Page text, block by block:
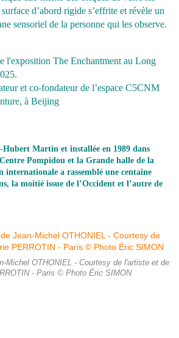
d’abord rigide s’effrite et révèle un
sensoriel de la personne qui les observe.
l'exposition The Enchantment au Long
et co-fondateur de l’espace C5CNM
à Beijing
Hubert Martin et installée en 1989 dans
Pompidou et la Grande halle de la
internationale a rassemblé une centaine
la moitié issue de l’Occident et l’autre de
Michel OTHONIEL - Courtesy de l'artiste et de
- Paris © Photo Éric SIMON